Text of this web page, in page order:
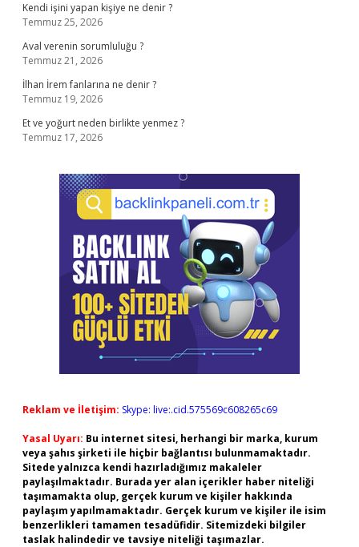
Kendi işini yapan kişiye ne denir ?
Temmuz 25, 2026
Aval verenin sorumluluğu ?
Temmuz 21, 2026
İlhan İrem fanlarına ne denir ?
Temmuz 19, 2026
Et ve yoğurt neden birlikte yenmez ?
Temmuz 17, 2026
Reklam ve İletişim: Skype: live:.cid.575569c608265c69
Yasal Uyarı: Bu internet sitesi, herhangi bir marka, kurum
veya şahıs şirketi ile hiçbir bağlantısı bulunmamaktadır.
Sitede yalnızca kendi hazırladığımız makaleler
paylaşılmaktadır. Burada yer alan içerikler haber niteliği
taşımamakta olup, gerçek kurum ve kişiler hakkında
paylaşım yapılmamaktadır. Gerçek kurum ve kişiler ile isim
benzerlikleri tamamen tesadüfidir. Sitemizdeki bilgiler
taslak halindedir ve tavsiye niteliği taşımazlar.